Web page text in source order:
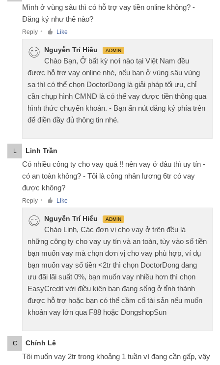
Mình ở vùng sâu thì có hỗ trợ vay tiền online không? -
Đăng ký như thế nào?
Reply ● Like
Nguyễn Trí Hiếu ADMIN
Chào Bạn, Ở bất kỳ nơi nào tại Việt Nam đều
được hỗ trợ vay online nhé, nếu bạn ở vùng sâu vùng
sa thì có thể chọn DoctorDong là giải pháp tối ưu, chỉ
cần chụp hình CMND là có thể vay được tiền thông qua
hình thức chuyển khoản. - Bạn ấn nút đăng ký phía trên
để điền đầy đủ thông tin nhé.
L Linh Trần
Có nhiều công ty cho vay quá !! nên vay ở đâu thì uy tín -
có an toàn không? - Tôi là công nhân lương 6tr có vay
được không?
Reply ● Like
Nguyễn Trí Hiếu ADMIN
Chào Linh, Các đơn vị cho vay ở trên đều là
những công ty cho vay uy tín và an toàn, tùy vào số tiền
bạn muốn vay mà chọn đơn vị cho vay phù hợp, ví dụ
bạn muốn vay số tiền <2tr thì chọn DoctorDong đang
ưu đãi lãi suất 0%, bạn muốn vay nhiều hơn thì chọn
EasyCredit với điều kiện bạn đang sống ở tỉnh thành
được hỗ trợ hoặc bạn có thể cầm cố tài sản nếu muốn
khoản vay lớn qua F88 hoặc DongshopSun
C Chính Lê
Tôi muốn vay 2tr trong khoảng 1 tuần vì đang cần gấp, vậy